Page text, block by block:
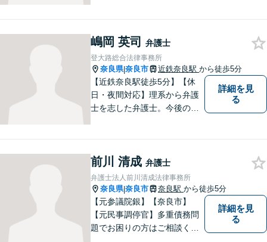
丁寧にお伺いいたします。
嶋岡 英司 弁護士
登大路総合法律事務所
奈良県|奈良市 近鉄奈良駅 から徒歩5分
【近鉄奈良駅徒歩5分】【休
日・夜間対応】理系から弁護
士を志した弁護士。今後の生
無料相談をご利用ください。
【Zoom相談可】
詳細を見
る
前川 清成 弁護士
弁護士法人前川清成法律事務所
奈良県|奈良市 奈良駅 から徒歩5分
【元参議院銀】【奈良市】
【元民事調停官】多重債務問
題でお困りの方はご相談くだ
詳細を見
る